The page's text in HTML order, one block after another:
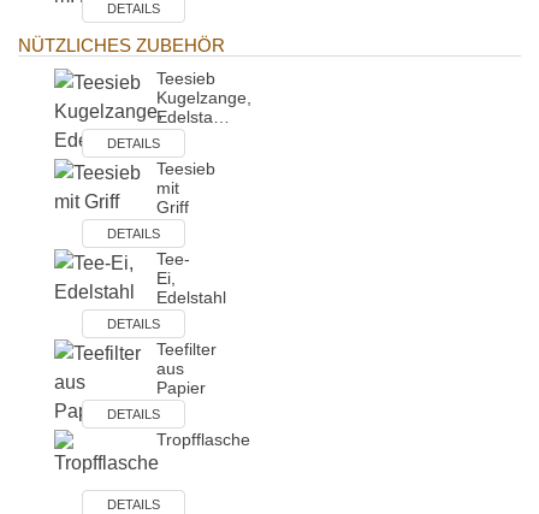
DETAILS
NÜTZLICHES ZUBEHÖR
Teesieb
Kugelzange,
Edelsta…
DETAILS
Teesieb
mit
Griff
DETAILS
Tee-
Ei,
Edelstahl
DETAILS
Teefilter
aus
Papier
DETAILS
Tropfflasche
DETAILS